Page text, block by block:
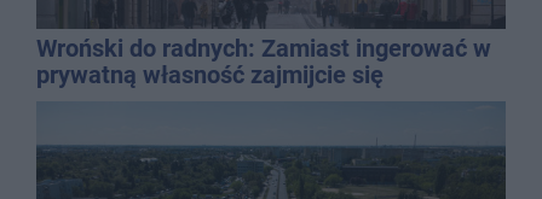
Wroński do radnych: Zamiast ingerować w
prywatną własność zajmijcie się